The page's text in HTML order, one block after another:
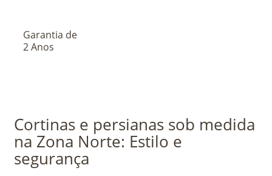
Garantia de
2 Anos
Cortinas e persianas sob medida
na Zona Norte: Estilo e
segurança